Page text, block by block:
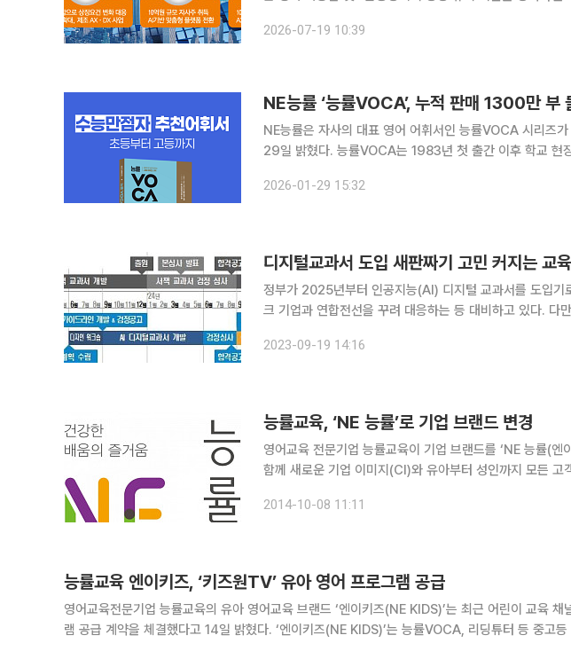
대다수 상장 중소기업은 주식병합과 자사주 매입·신사업 확
2026-07-19 10:39
NE능률 ‘능률VOCA’, 누적 판매 1300만 부
NE능률은 자사의 대표 영어 어휘서인 능률VOCA 시리즈
29일 밝혔다. 능률VOCA는 1983년 첫 출간 이후 학교 현장에서 꾸준한 신뢰를 받아온 영어 어휘
다. 개정된 능률VOCA는 내신과 수능 대비에 맞춰 학습
2026-01-29 15:32
디지털교과서 도입 새판짜기 고민 커지는 교
정부가 2025년부터 인공지능(AI) 디지털 교과서를 도입기
크 기업과 연합전선을 꾸려 대응하는 등 대비하고 있다. 다
2025년 3월부터 수학ㆍ영어ㆍ정보ㆍ국어(특수교육) 교과에
2023-09-19 14:16
능률교육, ‘NE 능률’로 기업 브랜드 변경
영어교육 전문기업 능률교육이 기업 브랜드를 ‘NE 능률(엔이
함께 새로운 기업 이미지(CI)와 유아부터 성인까지 모든 고
립된 능률교육은 ‘능률 VOCA’, ‘리딩 튜터’, ‘
2014-10-08 11:11
능률교육 엔이키즈, ‘키즈원TV’ 유아 영어 프로그램 공급
영어교육전문기업 능률교육의 유아 영어교육 브랜드 ‘엔이키즈(NE KIDS)’는 최근 어린이 교육 채
램 공급 계약을 체결했다고 14일 밝혔다. ‘엔이키즈(NE KIDS)’는 능률VOCA, 리딩튜터 등 중고등 영어 참고서와 영어 교과서로 잘 알려진